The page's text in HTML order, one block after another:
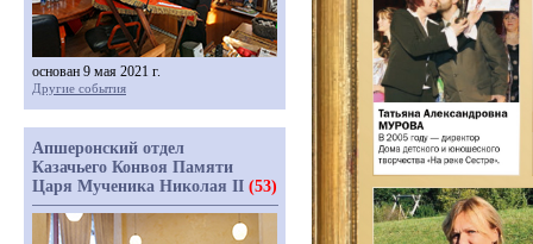
основан 9 мая 2021 г.
Другие события
Апшеронский отдел
Казачьего Конвоя Памяти
Царя Мученика Николая II (53)